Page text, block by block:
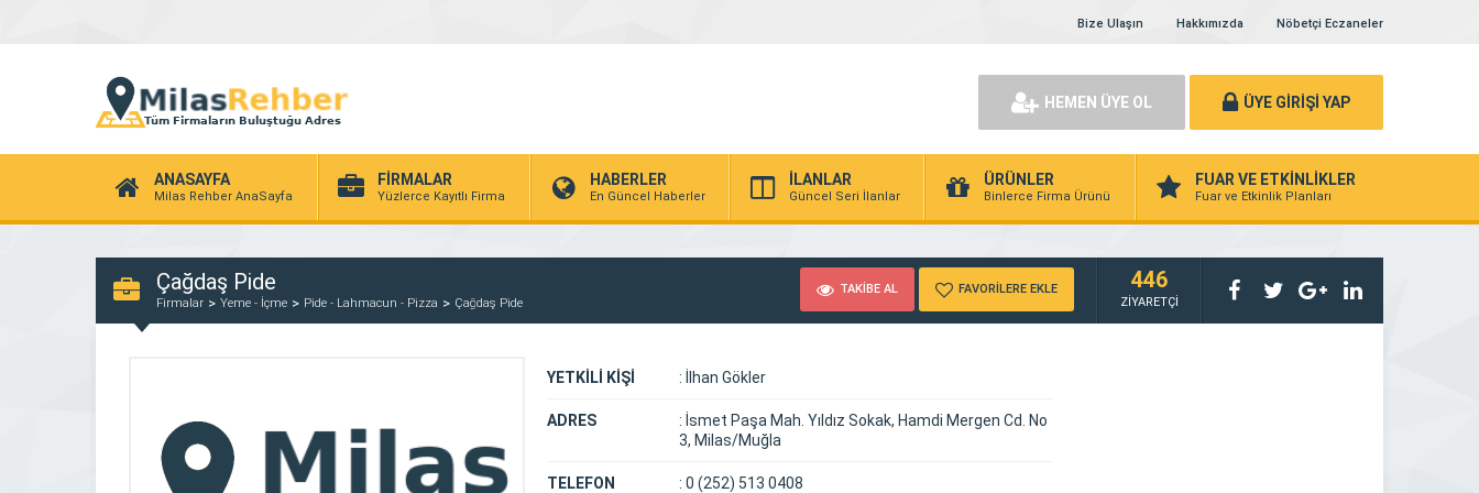
Bize Ulaşın Hakkımızda Nöbetçi Eczaneler
HEMEN ÜYE OL ÜYE GİRİŞİ YAP
ANASAYFA
Milas Rehber AnaSayfa
FİRMALAR
Yüzlerce Kayıtlı Firma
HABERLER
En Güncel Haberler
İLANLAR
Güncel Seri İlanlar
ÜRÜNLER
Binlerce Firma Ürünü
FUAR VE ETKİNLİKLER
Fuar ve Etkinlik Planları
Çağdaş Pide
Firmalar Yeme - İçme Pide - Lahmacun - Pizza Çağdaş Pide
TAKİBE AL FAVORİLERE EKLE 446
ZİYARETÇİ
YETKİLİ KİŞİ : İlhan Gökler
ADRES : İsmet Paşa Mah. Yıldız Sokak, Hamdi Mergen Cd. No
3, Milas/Muğla
TELEFON : 0 (252) 513 0408